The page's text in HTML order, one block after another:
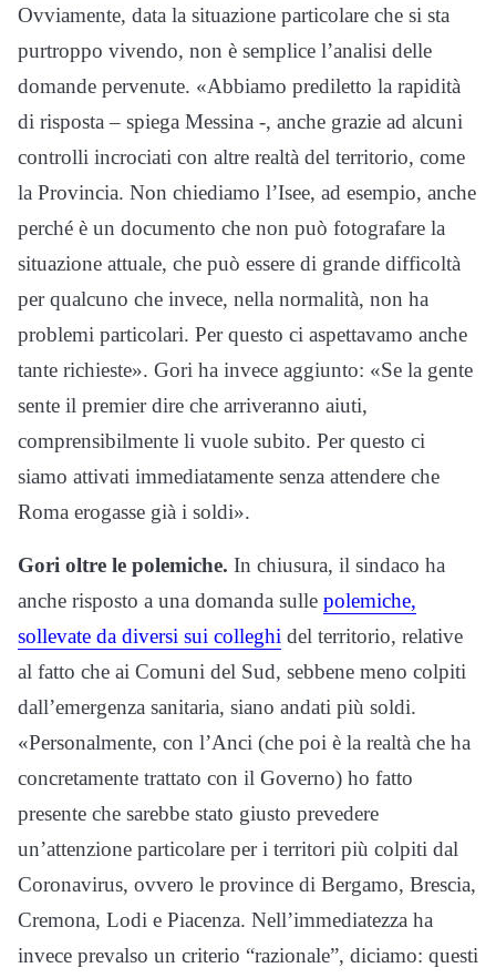
Ovviamente, data la situazione particolare che si sta
purtroppo vivendo, non è semplice l’analisi delle
domande pervenute. «Abbiamo prediletto la rapidità
di risposta – spiega Messina -, anche grazie ad alcuni
controlli incrociati con altre realtà del territorio, come
la Provincia. Non chiediamo l’Isee, ad esempio, anche
perché è un documento che non può fotografare la
situazione attuale, che può essere di grande difficoltà
per qualcuno che invece, nella normalità, non ha
problemi particolari. Per questo ci aspettavamo anche
tante richieste». Gori ha invece aggiunto: «Se la gente
sente il premier dire che arriveranno aiuti,
comprensibilmente li vuole subito. Per questo ci
siamo attivati immediatamente senza attendere che
Roma erogasse già i soldi».
Gori oltre le polemiche. In chiusura, il sindaco ha
anche risposto a una domanda sulle polemiche,
sollevate da diversi sui colleghi del territorio, relative
al fatto che ai Comuni del Sud, sebbene meno colpiti
dall’emergenza sanitaria, siano andati più soldi.
«Personalmente, con l’Anci (che poi è la realtà che ha
concretamente trattato con il Governo) ho fatto
presente che sarebbe stato giusto prevedere
un’attenzione particolare per i territori più colpiti dal
Coronavirus, ovvero le province di Bergamo, Brescia,
Cremona, Lodi e Piacenza. Nell’immediatezza ha
invece prevalso un criterio “razionale”, diciamo: questi